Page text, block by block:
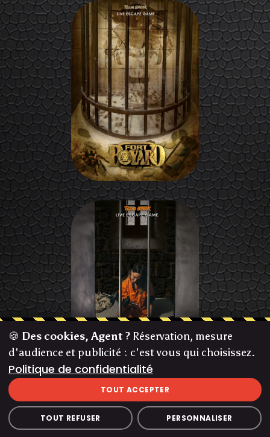
🍪 Des cookies, Agent ? Réservation, mesure
d'audience et publicité : c'est vous qui choisissez.
Politique de confidentialité
TOUT REFUSER PERSONNALISER
TOUT ACCEPTER